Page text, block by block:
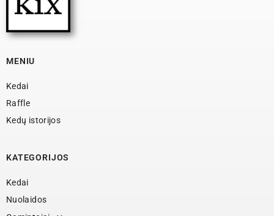
MENIU
Kedai
Raffle
Kedų istorijos
KATEGORIJOS
Kedai
Nuolaidos